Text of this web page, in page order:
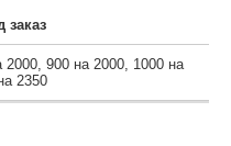
заказ
2000, 900 на 2000, 1000 на
2350